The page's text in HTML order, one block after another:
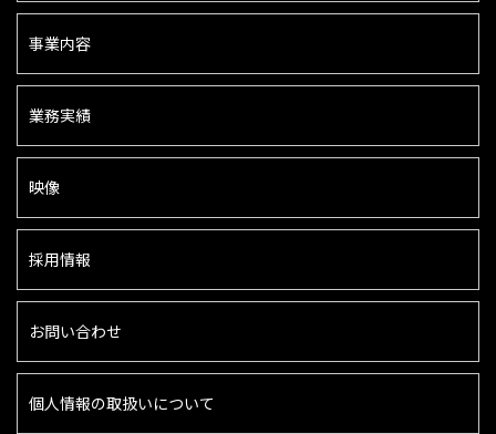
事業内容
業務実績
映像
採用情報
お問い合わせ
個人情報の取扱いについて